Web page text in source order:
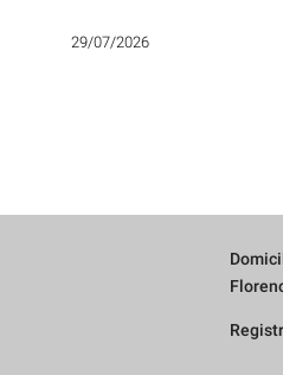
falsa libertad de Milei»
29/07/2026